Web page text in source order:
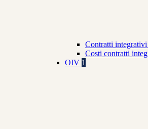
Contratti integrativi
Costi contratti
OIV 1